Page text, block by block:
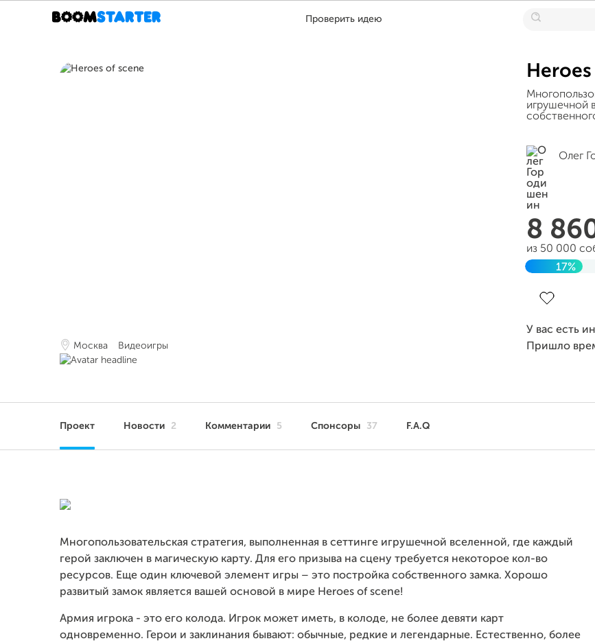
Проверить идею
Москва Видеоигры
игрушечной
Олег
8
из 50 000
17%
У вас есть
Пришло
Проект Новости 2 Комментарии 5 Спонсоры 37 F.A.Q
Многопользовательская стратегия, выполненная в сеттинге игрушечной вселенной, где каждый
герой заключен в магическую карту. Для его призыва на сцену требуется некоторое кол-во
ресурсов. Еще один ключевой элемент игры – это постройка собственного замка. Хорошо
развитый замок является вашей основой в мире Heroes of scene!
Армия игрока - это его колода. Игрок может иметь, в колоде, не более девяти карт
одновременно. Герои и заклинания бывают: обычные, редкие и легендарные. Естественно, более